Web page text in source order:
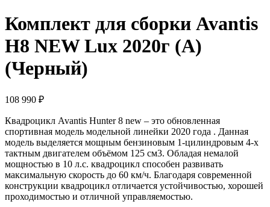
Комплект для сборки Avantis
H8 NEW Lux 2020г (А)
(Черный)
108 990 ₽
Квадроцикл Avantis Hunter 8 new – это обновленная
спортивная модель модельной линейки 2020 года . Данная
модель выделяется мощным бензиновым 1-цилиндровым 4-х
тактным двигателем объёмом 125 см3. Обладая немалой
мощностью в 10 л.с. квадроцикл способен развивать
максимальную скорость до 60 км/ч. Благодаря современной
конструкции квадроцикл отличается устойчивостью, хорошей
проходимостью и отличной управляемостью.